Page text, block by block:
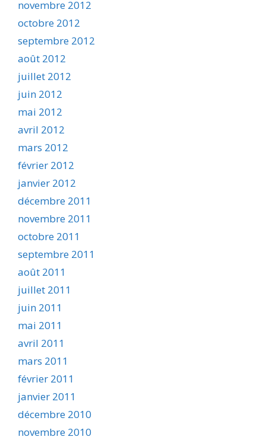
novembre 2012
octobre 2012
septembre 2012
août 2012
juillet 2012
juin 2012
mai 2012
avril 2012
mars 2012
février 2012
janvier 2012
décembre 2011
novembre 2011
octobre 2011
septembre 2011
août 2011
juillet 2011
juin 2011
mai 2011
avril 2011
mars 2011
février 2011
janvier 2011
décembre 2010
novembre 2010